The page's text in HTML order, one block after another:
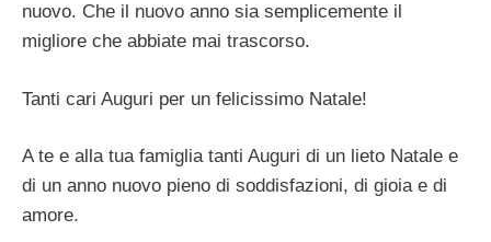
nuovo. Che il nuovo anno sia semplicemente il
migliore che abbiate mai trascorso.
Tanti cari Auguri per un felicissimo Natale!
A te e alla tua famiglia tanti Auguri di un lieto Natale e
di un anno nuovo pieno di soddisfazioni, di gioia e di
amore.